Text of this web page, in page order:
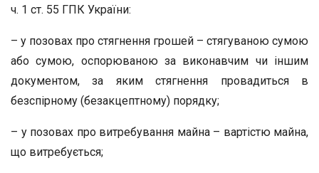
ч. 1 ст. 55 ГПК України:
– у позовах про стягнення грошей – стягуваною сумою
або сумою, оспорюваною за виконавчим чи іншим
документом, за яким стягнення провадиться в
безспірному (безакцептному) порядку;
– у позовах про витребування майна – вартістю майна,
що витребується;